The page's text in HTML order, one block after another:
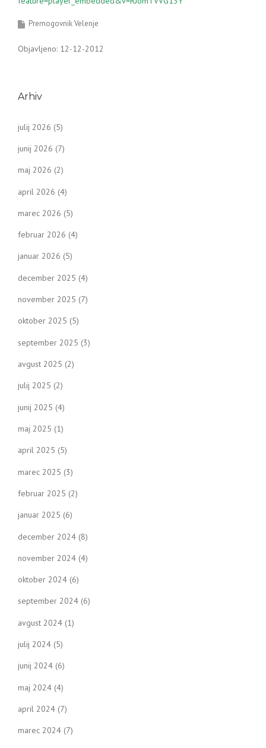
Premogovnik Velenje
Objavljeno: 12-12-2012
Arhiv
julij 2026 (5)
junij 2026 (7)
maj 2026 (2)
april 2026 (4)
marec 2026 (5)
februar 2026 (4)
januar 2026 (5)
december 2025 (4)
november 2025 (7)
oktober 2025 (5)
september 2025 (3)
avgust 2025 (2)
julij 2025 (2)
junij 2025 (4)
maj 2025 (1)
april 2025 (5)
marec 2025 (3)
februar 2025 (2)
januar 2025 (6)
december 2024 (8)
november 2024 (4)
oktober 2024 (6)
september 2024 (6)
avgust 2024 (1)
julij 2024 (5)
junij 2024 (6)
maj 2024 (4)
april 2024 (7)
marec 2024 (7)